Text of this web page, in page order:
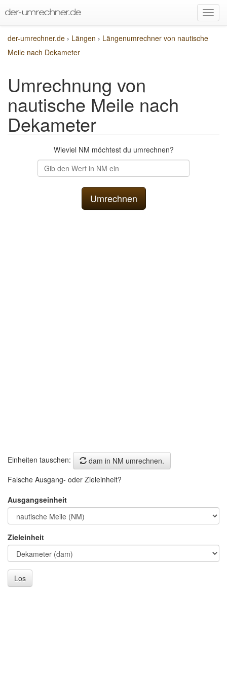
der-umrechner.de › Längen › Längenumrechner von nautische
Meile nach Dekameter
Umrechnung von
nautische Meile nach
Dekameter
Wieviel NM möchtest du umrechnen?
Einheiten tauschen:
dam in NM umrechnen.
Falsche Ausgang- oder Zieleinheit?
Ausgangseinheit
Zieleinheit
Los